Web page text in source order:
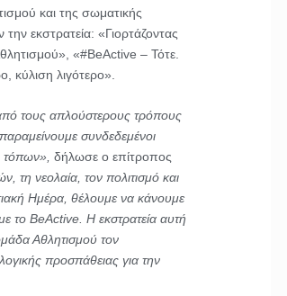
και της σωματικής
εκστρατεία: «Γιορτάζοντας
«#BeActive – Τότε.
κύλιση λιγότερο».
τους απλούστερους τρόπους
συνδεδεμένοι
δήλωσε ο επίτροπος
τη νεολαία, τον πολιτισμό και
Ημέρα, θέλουμε να κάνουμε
το BeActive. Η εκστρατεία αυτή
Αθλητισμού τον
προσπάθειας για την